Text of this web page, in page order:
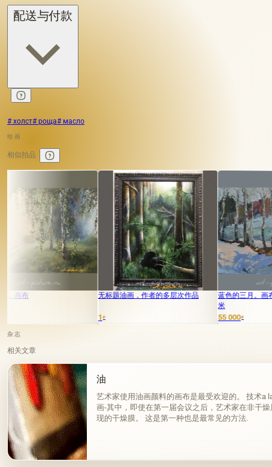
配送与付款
# холст# роща# масло
绘画
相似拍品
无标题油画，作者的多层次作品
蓝色的三月。画布，油画。50 x
杂志
相关文章
油
艺术家使用油画颜料的画布是最受欢迎的。 技术a
画-其中，即使在第一届会议之后，艺术家在非干
现的干燥膜。 这是第一种也是最常见的方法.